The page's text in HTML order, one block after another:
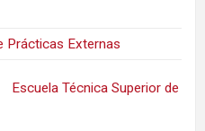
Prácticas Externas
Escuela Técnica Superior de